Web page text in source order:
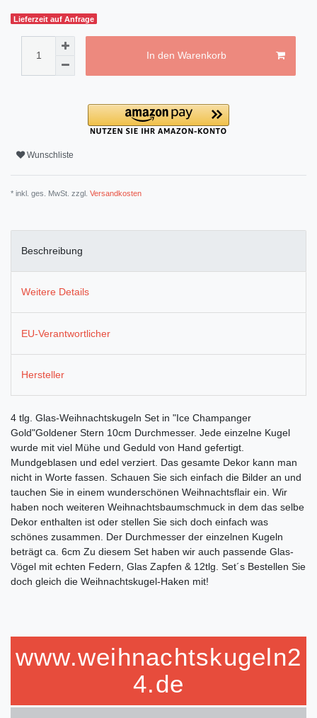
Lieferzeit auf Anfrage
In den Warenkorb
Wunschliste
* inkl. ges. MwSt. zzgl. Versandkosten
Beschreibung
Weitere Details
EU-Verantwortlicher
Hersteller
4 tlg. Glas-Weihnachtskugeln Set in "Ice Champanger
Gold"Goldener Stern 10cm Durchmesser. Jede einzelne Kugel
wurde mit viel Mühe und Geduld von Hand gefertigt.
Mundgeblasen und edel verziert. Das gesamte Dekor kann man
nicht in Worte fassen. Schauen Sie sich einfach die Bilder an und
tauchen Sie in einem wunderschönen Weihnachtsflair ein. Wir
haben noch weiteren Weihnachtsbaumschmuck in dem das selbe
Dekor enthalten ist oder stellen Sie sich doch einfach was
schönes zusammen. Der Durchmesser der einzelnen Kugeln
beträgt ca. 6cm Zu diesem Set haben wir auch passende Glas-
Vögel mit echten Federn, Glas Zapfen & 12tlg. Set´s Bestellen Sie
doch gleich die Weihnachtskugel-Haken mit!
www.weihnachtskugeln2
4.de